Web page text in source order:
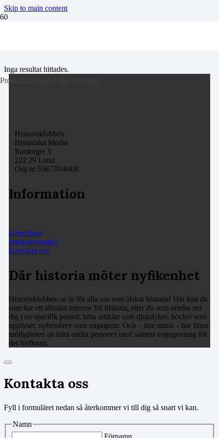
Skip to main content
Produkt
Inga resultat hittades.
Historieklubben
Historiska Media
Bantorget 3
222 29 Lund
Org nr 556770-8408
Information
Köpvillkor
Integritetspolicy
Kontakta oss
Där historia möter nyfikenhet
Historieklubben.se är för alla oss som älskar historia! Här kan du
som har ett allmänt intresse för historia, eller du som nördar ner
dig i en specifik period, hitta artiklar som djupdyker, böcker som
upplyser, nyhetsbrev som engagerar. Och – inte minst – här finns
möjligheten att hitta andra personer med samma engagemang för
det förflutna.
Kontakta oss
Fyll i formuläret nedan så återkommer vi till dig så snart vi kan.
Namn
Förnamn